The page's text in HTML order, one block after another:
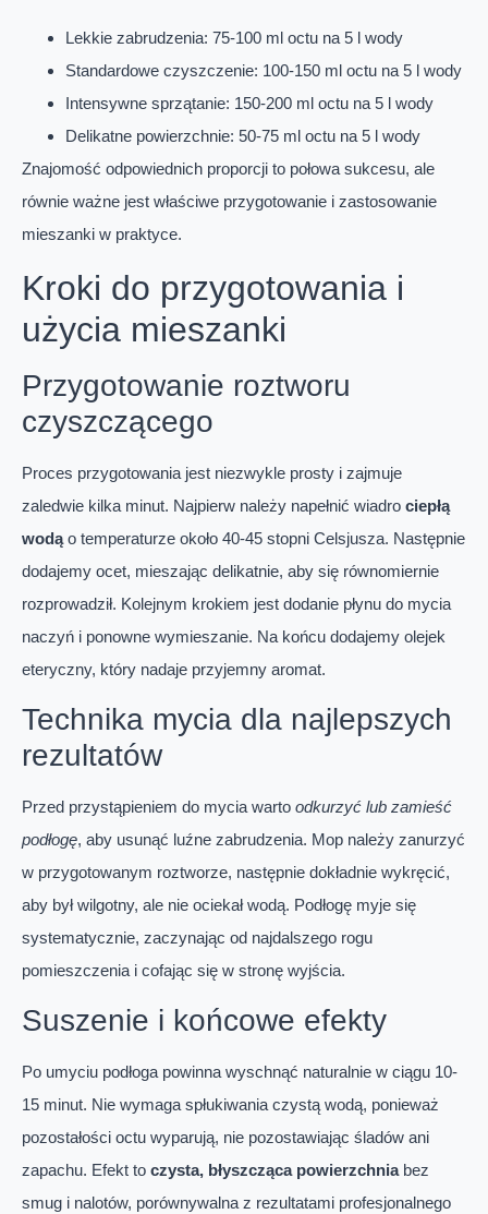
Lekkie zabrudzenia: 75-100 ml octu na 5 l wody
Standardowe czyszczenie: 100-150 ml octu na 5 l wody
Intensywne sprzątanie: 150-200 ml octu na 5 l wody
Delikatne powierzchnie: 50-75 ml octu na 5 l wody
Znajomość odpowiednich proporcji to połowa sukcesu, ale
równie ważne jest właściwe przygotowanie i zastosowanie
mieszanki w praktyce.
Kroki do przygotowania i
użycia mieszanki
Przygotowanie roztworu
czyszczącego
Proces przygotowania jest niezwykle prosty i zajmuje
zaledwie kilka minut. Najpierw należy napełnić wiadro ciepłą
wodąo temperaturze około 40-45 stopni Celsjusza. Następnie
dodajemy ocet, mieszając delikatnie, aby się równomiernie
rozprowadził. Kolejnym krokiem jest dodanie płynu do mycia
naczyń i ponowne wymieszanie. Na końcu dodajemy olejek
eteryczny, który nadaje przyjemny aromat.
Technika mycia dla najlepszych
rezultatów
Przed przystąpieniem do mycia warto odkurzyć lub zamieść
podłogę, aby usunąć luźne zabrudzenia. Mop należy zanurzyć
w przygotowanym roztworze, następnie dokładnie wykręcić,
aby był wilgotny, ale nie ociekał wodą. Podłogę myje się
systematycznie, zaczynając od najdalszego rogu
pomieszczenia i cofając się w stronę wyjścia.
Suszenie i końcowe efekty
Po umyciu podłoga powinna wyschnąć naturalnie w ciągu 10-
15 minut. Nie wymaga spłukiwania czystą wodą, ponieważ
pozostałości octu wyparują, nie pozostawiając śladów ani
zapachu. Efekt to czysta, błyszcząca powierzchniabez
smug i nalotów, porównywalna z rezultatami profesjonalnego